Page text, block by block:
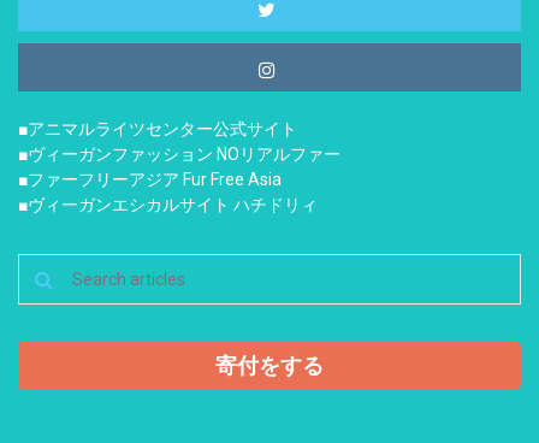
■アニマルライツセンター公式サイト
■ヴィーガンファッション NOリアルファー
■ファーフリーアジア Fur Free Asia
■ヴィーガンエシカルサイト ハチドリィ
寄付をする